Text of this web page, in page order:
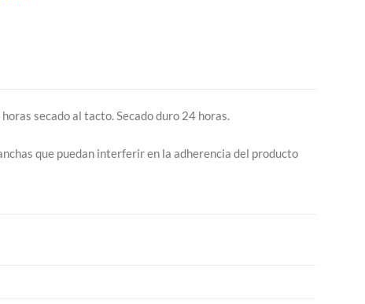
secado al tacto. Secado duro 24 horas.
que puedan interferir en la adherencia del producto